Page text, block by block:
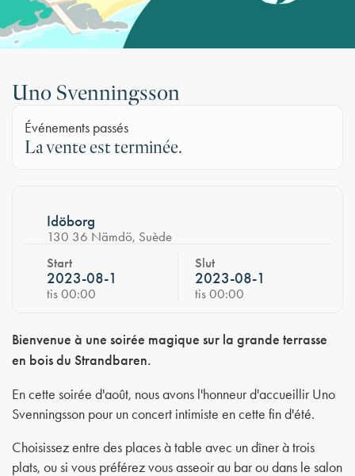
Uno Svenningsson
Événements passés
La vente est terminée.
Idöborg
130 36 Nämdö, Suède
Start
2023-08-1
tis 00:00
Slut
2023-08-1
tis 00:00
Bienvenue à une soirée magique sur la grande terrasse
en bois du Strandbaren.
En cette soirée d'août, nous avons l'honneur d'accueillir Uno
Svenningsson pour un concert intimiste en cette fin d'été.
Choisissez entre des places à table avec un dîner à trois
plats, ou si vous préférez vous asseoir au bar ou dans le salon